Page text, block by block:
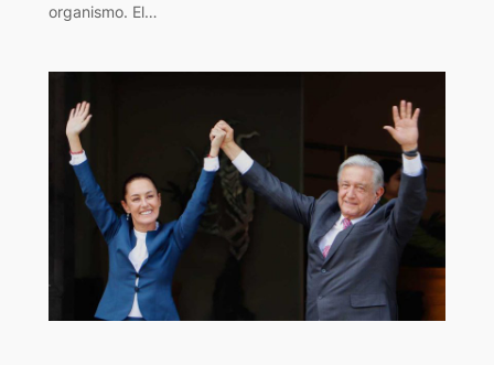
organismo. El…